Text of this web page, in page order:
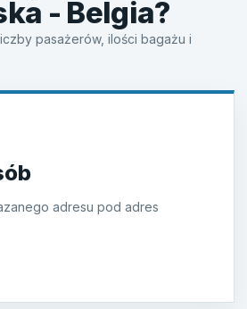
- Belgia?
pasażerów, ilości bagażu i
adresu pod adres